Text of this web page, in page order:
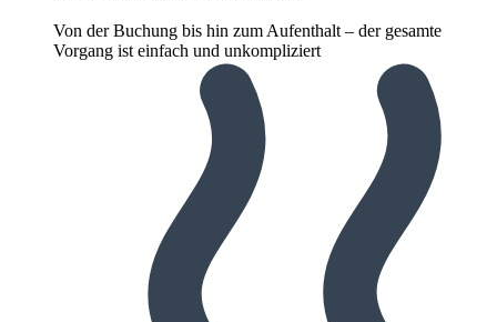
Von der Buchung bis hin zum Aufenthalt – der gesamte
Vorgang ist einfach und unkompliziert